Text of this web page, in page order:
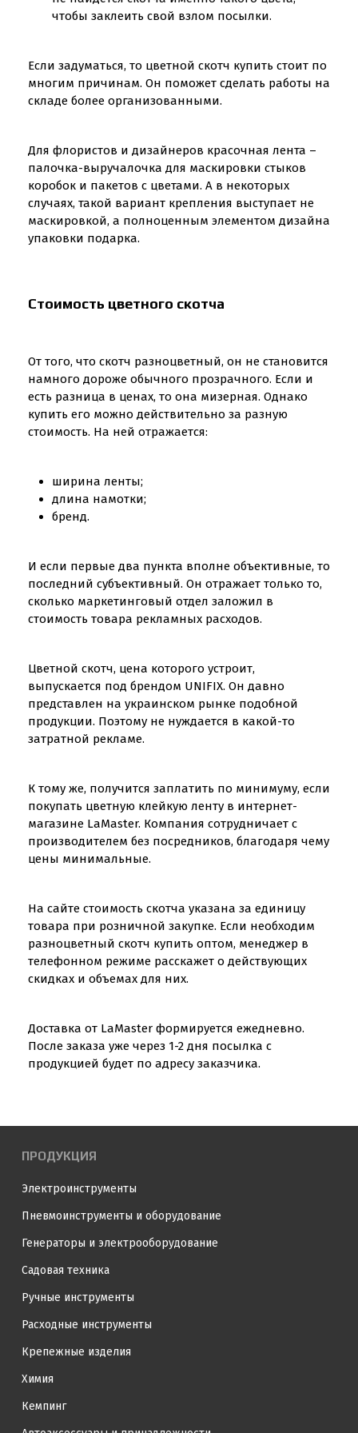
чтобы заклеить свой взлом посылки.
Если задуматься, то цветной скотч купить стоит по
многим причинам. Он поможет сделать работы на
складе более организованными.
Для флористов и дизайнеров красочная лента –
палочка-выручалочка для маскировки стыков
коробок и пакетов с цветами. А в некоторых
случаях, такой вариант крепления выступает не
маскировкой, а полноценным элементом дизайна
упаковки подарка.
Стоимость цветного скотча
От того, что скотч разноцветный, он не становится
намного дороже обычного прозрачного. Если и
есть разница в ценах, то она мизерная. Однако
купить его можно действительно за разную
стоимость. На ней отражается:
ширина ленты;
длина намотки;
бренд.
И если первые два пункта вполне объективные, то
последний субъективный. Он отражает только то,
сколько маркетинговый отдел заложил в
стоимость товара рекламных расходов.
Цветной скотч, цена которого устроит,
выпускается под брендом UNIFIX. Он давно
представлен на украинском рынке подобной
продукции. Поэтому не нуждается в какой-то
затратной рекламе.
К тому же, получится заплатить по минимуму, если
покупать цветную клейкую ленту в интернет-
магазине LaMaster. Компания сотрудничает с
производителем без посредников, благодаря чему
цены минимальные.
На сайте стоимость скотча указана за единицу
товара при розничной закупке. Если необходим
разноцветный скотч купить оптом, менеджер в
телефонном режиме расскажет о действующих
скидках и объемах для них.
Доставка от LaMaster формируется ежедневно.
После заказа уже через 1-2 дня посылка с
продукцией будет по адресу заказчика.
ПРОДУКЦИЯ
Электроинструменты
Пневмоинструменты и оборудование
Генераторы и электрооборудование
Садовая техника
Ручные инструменты
Расходные инструменты
Крепежные изделия
Химия
Кемпинг